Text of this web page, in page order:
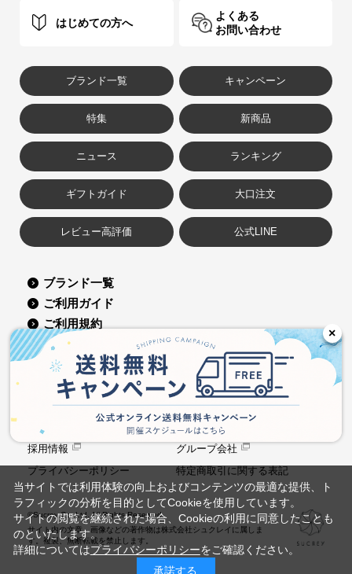
×
はじめての方へ
よくある
お問い合わせ
ブランド一覧 キャンペーン
特集 新商品
ニュース ランキング
ギフトガイド 大口注文
レビュー高評価 公式LINE
ブランド一覧
ご利用ガイド
ご利用規約
会員規約
よくある質問
お問い合せ
コーポレートサイト
会社概要
採用情報
グループ会社
プライバシーポリシー
特定商取引に関する表記
©Sucrey Co.,Ltd. All Rights Reserved.
サイト内の文章、画像などの著作物は株式会社シュクレイに属しま
す。複製、無断転載を禁止します。
当サイトでは利用体験の向上およびコンテンツの最適な提供、ト
ラフィックの分析を目的としてCookieを使用しています。
サイトの閲覧を継続された場合、Cookieの利用に同意したことも
のといたします。
詳細についてはプライバシーポリシーをご確認ください。
承諾する